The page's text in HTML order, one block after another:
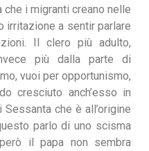
i migranti creano nelle
irritazione a sentir parlare
Il clero più adulto,
più dalla parte di
vuoi per opportunismo,
cresciuto anch’esso in
che è all’origine
parlo di uno scisma
il papa non sembra